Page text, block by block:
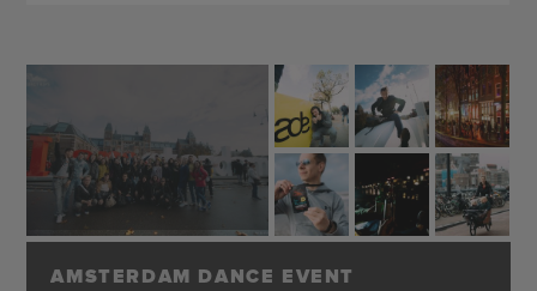
AMSTERDAM DANCE EVENT